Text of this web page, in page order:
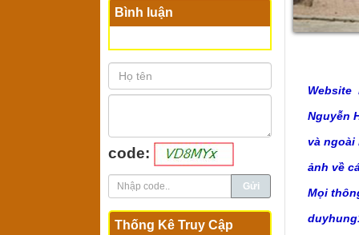
Bình luận
code:
Thống Kê Truy Cập
Website
Nguyễn
và ngoài
ảnh về
Mọi